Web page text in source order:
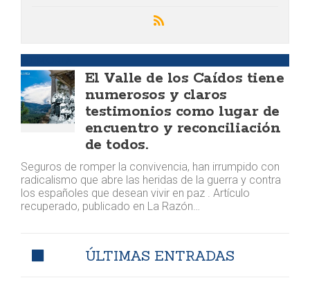
El Valle de los Caídos tiene
numerosos y claros
testimonios como lugar de
encuentro y reconciliación
de todos.
Seguros de romper la convivencia, han irrumpido con
radicalismo que abre las heridas de la guerra y contra
los españoles que desean vivir en paz . Artículo
recuperado, publicado en La Razón…
ÚLTIMAS ENTRADAS